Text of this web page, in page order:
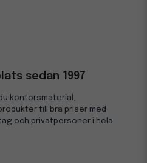
sedan 1997
kontorsmaterial,
till bra priser med
och privatpersoner i hela